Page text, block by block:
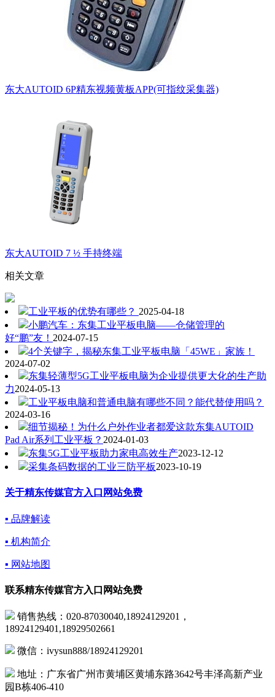
东大AUTOID 6P精东视频黄板APP(可指纹采集器)
东大AUTOID 7 ½ 手持终端
相关文章
工业平板的优势有哪些？ 2025-04-18
小鹏汽车：东集工业平板电脑——仓储管理的
好“鹏”友！ 2024-07-15
4个关键字，揭秘东集工业平板电脑「45WE」家族！
2024-07-02
东集轻薄型5G工业平板电脑为企业提供更大化的生产助
力2024-05-13
工业平板电脑和普通电脑有哪些不同？能代替使用吗？
2024-03-16
细节揭秘！为什么户外作业者都爱这款东集AUTOID
Pad Air系列工业平板？ 2024-01-03
东集5G工业平板助力家电高效生产2023-12-12
采集条码数据的工业三防平板2023-10-19
关于精东传媒官方入口网站免费
▪ 品牌解读
▪ 机构简介
▪ 网站地图
联系精东传媒官方入口网站免费
销售热线：020-87030040,18924129201，
18924129401,18929502661
微信：ivysun888/18924129201
地址：广东省广州市黄埔区黄埔东路3642号丰泽高新产业
园B栋406-410